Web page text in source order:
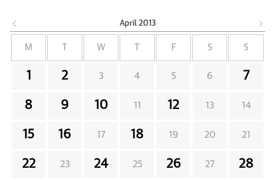
April 2013
M W F S S
1 2 3 4 5 6 7
8 9 10 11 12 13 14
15 16 17 18 19 20 21
22 23 24 25 26 27 28